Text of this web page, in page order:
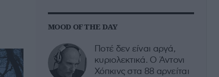
MOOD OF THE DAY
Ποτέ δεν είναι αργά,
κυριολεκτικά. Ο Άντονι
Χόπκινς στα 88 αρνείται